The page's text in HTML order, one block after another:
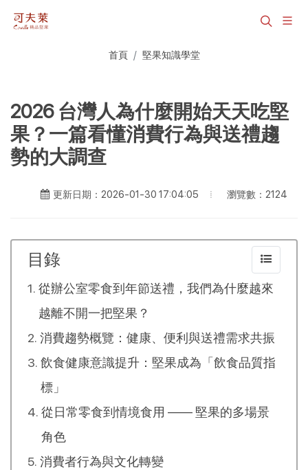
首頁 堅果知識學堂
2026 台灣人為什麼開始天天吃堅
果？一篇看懂消費行為與送禮趨
勢的大調查
更新日期：2026-01-30 17:04:05 瀏覽數：2124
目錄
從辦公室零食到年節送禮，我們為什麼越來
越離不開一把堅果？
消費趨勢概覽：健康、便利與送禮需求共振
飲食健康意識提升：堅果成為「飲食品質指
標」
從日常零食到情境食用 —— 堅果的多場景
角色
消費者行為與文化轉變